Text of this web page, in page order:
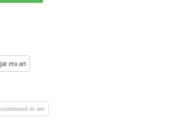
era art
to see